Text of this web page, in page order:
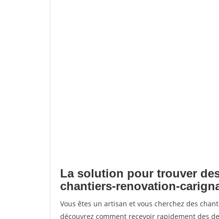
La solution pour trouver
chantiers-renovation-
Vous êtes un artisan et vous cherchez des
découvrez comment recevoir rapidement des